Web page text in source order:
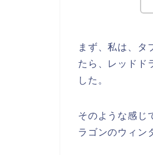
まず、私は、タ
たら、レッドド
した。
そのような感じ
ラゴンのウィン